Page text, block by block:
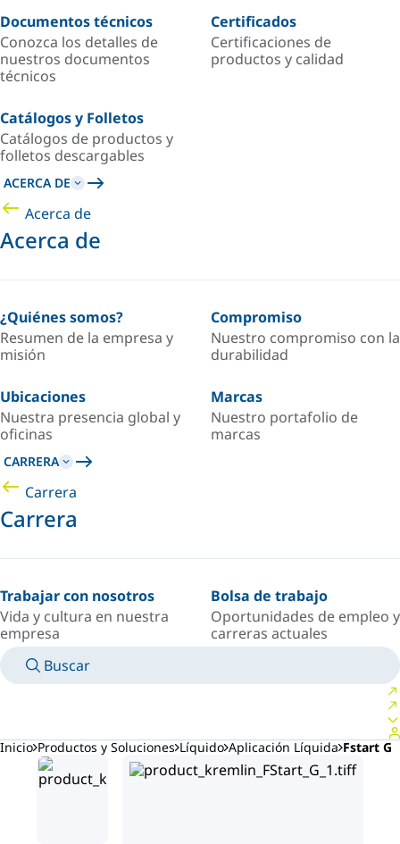
Documentos técnicos
Conozca los detalles de
nuestros documentos
técnicos
Certificados
Certificaciones de
productos y calidad
Catálogos y Folletos
Catálogos de productos y
folletos descargables
ACERCA DE
Acerca de
Acerca de
¿Quiénes somos?
Resumen de la empresa y
misión
Compromiso
Nuestro compromiso con la
durabilidad
Ubicaciones
Nuestra presencia global y
oficinas
Marcas
Nuestro portafolio de
marcas
CARRERA
Carrera
Carrera
Trabajar con nosotros
Vida y cultura en nuestra
empresa
Bolsa de trabajo
Oportunidades de empleo y
carreras actuales
Buscar
Inicio Productos y Soluciones Líquido Aplicación Líquida Fstart G